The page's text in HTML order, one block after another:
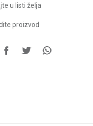
u listi želja
proizvod